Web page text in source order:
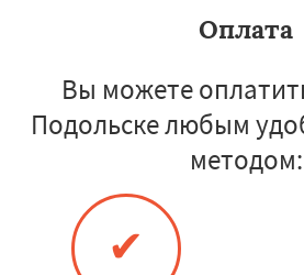
Оплата
Вы можете
Подольске любым
методом:
✔